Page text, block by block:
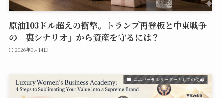
原油103ドル超えの衝撃。トランプ再登板と中東戦争
の「裏シナリオ」から資産を守るには？
2026年3月14日
ユニバーサルリーダーとしての使命